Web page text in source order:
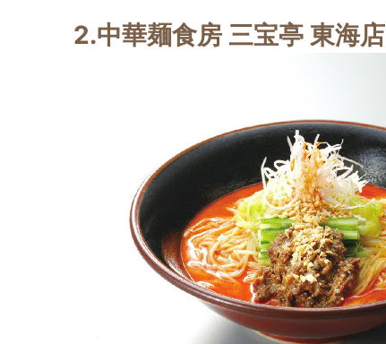
2.中華麺食房 三宝亭 東海店